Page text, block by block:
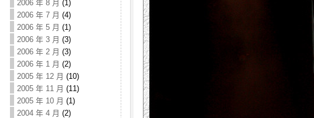
2006 年 8 月 (1)
2006 年 7 月 (4)
2006 年 5 月 (1)
2006 年 3 月 (3)
2006 年 2 月 (3)
2006 年 1 月 (2)
2005 年 12 月 (10)
2005 年 11 月 (11)
2005 年 10 月 (1)
2004 年 4 月 (2)